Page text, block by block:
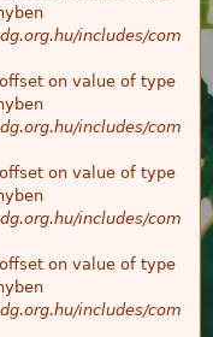
includes/com
on value of type
includes/com
on value of type
includes/com
on value of type
includes/com